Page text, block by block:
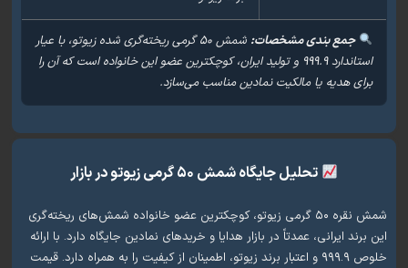
جمع بندی مشخصات:
شمش ۵۰ گرمی ریخته‌گری شده زیوتو، با عیار
استاندارد ۹۹۹.۹ و تولید ایران، کوچکترین عضو این خانواده است که آن را
هدیه یا مالکیت نمادین مناسب می‌سازد.
تحلیل جایگاه شمش ۵۰ گرمی زیوتو در بازار
شمش نقره ۵۰ گرمی زیوتو، کوچکترین عضو خانواده شمش‌های ریخته‌گری
ایرانی، عمدتاً در بازار هدایا و خریدهای نمادین جایگاه دارد. با ارائه
خلوص ۹۹۹.۹ و اعتبار برند زیوتو، اطمینان از کیفیت را به همراه دارد. قیمت